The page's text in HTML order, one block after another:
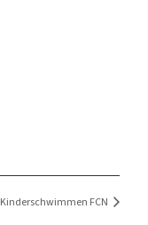
Kinderschwimmen FCN